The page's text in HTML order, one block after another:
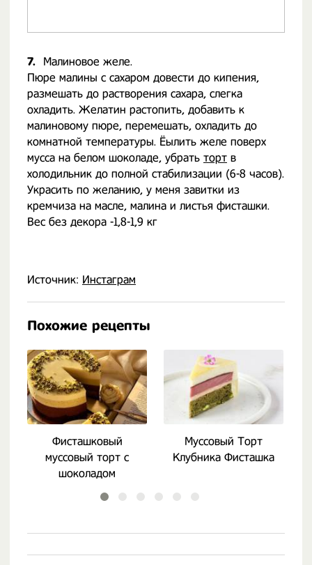
7.
Малиновое желе.
Пюре малины с сахаром довести до кипения,
размешать до растворения сахара, слегка
охладить. Желатин растопить, добавить к
малиновому пюре, перемешать, охладить до
комнатной температуры. Ёылить желе поверх
мусса на белом шоколаде, убрать торт в
холодильник до полной стабилизации (6-8 часов).
Украсить по желанию, у меня завитки из
кремчиза на масле, малина и листья фисташки.
Вес без декора -1,8-1,9 кг
Источник: Инстаграм
Похожие рецепты
Фисташковый
муссовый торт с
шоколадом
Муссовый Торт
Клубника Фисташка